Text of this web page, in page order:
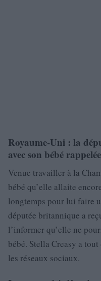
Royaume-Uni : la
avec son bébé
Venue travailler à la
bébé qu’elle allaite
longtemps pour lui faire
députée britannique a
l’informer qu’elle ne
bébé. Stella Creasy a
les réseaux sociaux.